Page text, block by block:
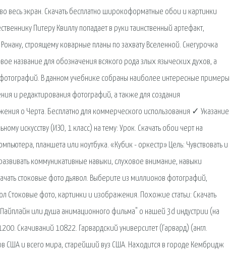
весь экран. Скачать бесплатно широкоформатные обои и картинки
Питеру Квиллу попадает в руки таинственный артефакт,
строящему коварные планы по захвату Вселенной. Снегурочка
название для обозначения всякого рода злых языческих духов, а
В данном учебнике собраны наиболее интересные примеры
и редактирования фотографий, а также для создания
о Черта. Бесплатно для коммерческого использования ✓ Указание
искусству (ИЗО, 1 класс) на тему: Урок. Скачать обои черт на
планшета или ноутбука. «Кубик - оркестр» Цель: Чувствовать и
коммуникативные навыки, слуховое внимание, навыки
стоковые фото дьявол. Выберите из миллионов фотографий,
Стоковые фото, картинки и изображения. Похожие статьи: Скачать
или душа анимационного фильма" о нашей 3d индустрии (на
Скачиваний 10822. Гарвардский университет (Гарвард) (англ.
США и всего мира, старейший вуз США. Находится в городе Кембридж